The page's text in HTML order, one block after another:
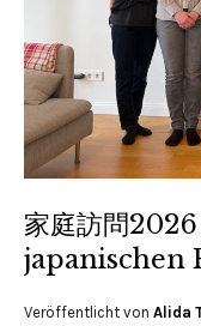
家庭訪問
japanischen
Veröffentlicht von Alida